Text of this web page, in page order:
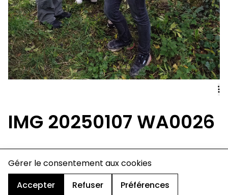
Gérer le consentement aux cookies
Accepter
Refuser Préférences
IMG 20250107 WA0026
charte de confidentialité
mentions légales
cookies
design & développement :